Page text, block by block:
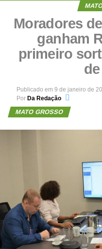
Moradores
ganham
primeiro
Publicado em 9 de janeiro de
Por Da Redação
MATO GROSSO